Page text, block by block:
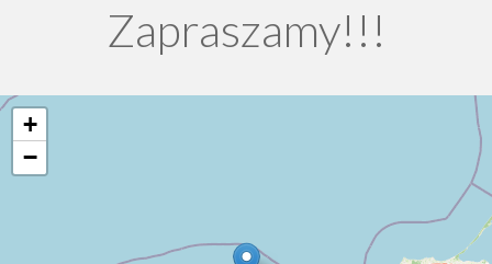
Zapraszamy!!!
+
−